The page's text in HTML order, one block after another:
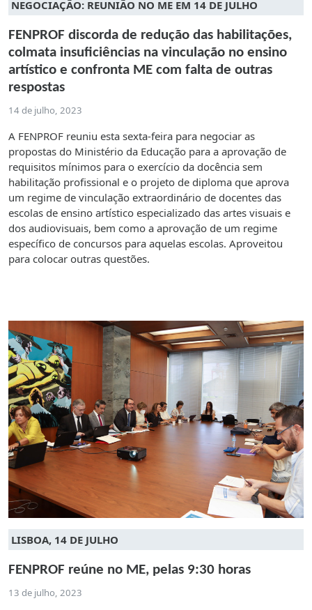
NEGOCIAÇÃO: REUNIÃO NO ME EM 14 DE JULHO
FENPROF discorda de redução das habilitações,
colmata insuficiências na vinculação no ensino
artístico e confronta ME com falta de outras
respostas
14 de julho, 2023
A FENPROF reuniu esta sexta-feira para negociar as
propostas do Ministério da Educação para a aprovação de
requisitos mínimos para o exercício da docência sem
habilitação profissional e o projeto de diploma que aprova
um regime de vinculação extraordinário de docentes das
escolas de ensino artístico especializado das artes visuais e
dos audiovisuais, bem como a aprovação de um regime
específico de concursos para aquelas escolas. Aproveitou
para colocar outras questões.
LISBOA, 14 DE JULHO
FENPROF reúne no ME, pelas 9:30 horas
13 de julho, 2023